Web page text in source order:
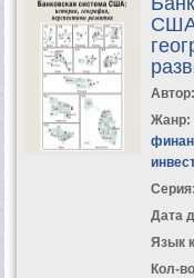
Автор:
Жанр:
Серия:
Дата
Язык
Кол-